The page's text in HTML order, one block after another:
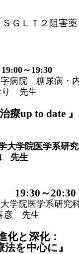
ＬＴ２阻害薬
～19:30
院 糖尿病・内
先生
療up to date 』
院医学系研究
先生
～20:30
院医学系研究
先生
化と深化：
を中心に』